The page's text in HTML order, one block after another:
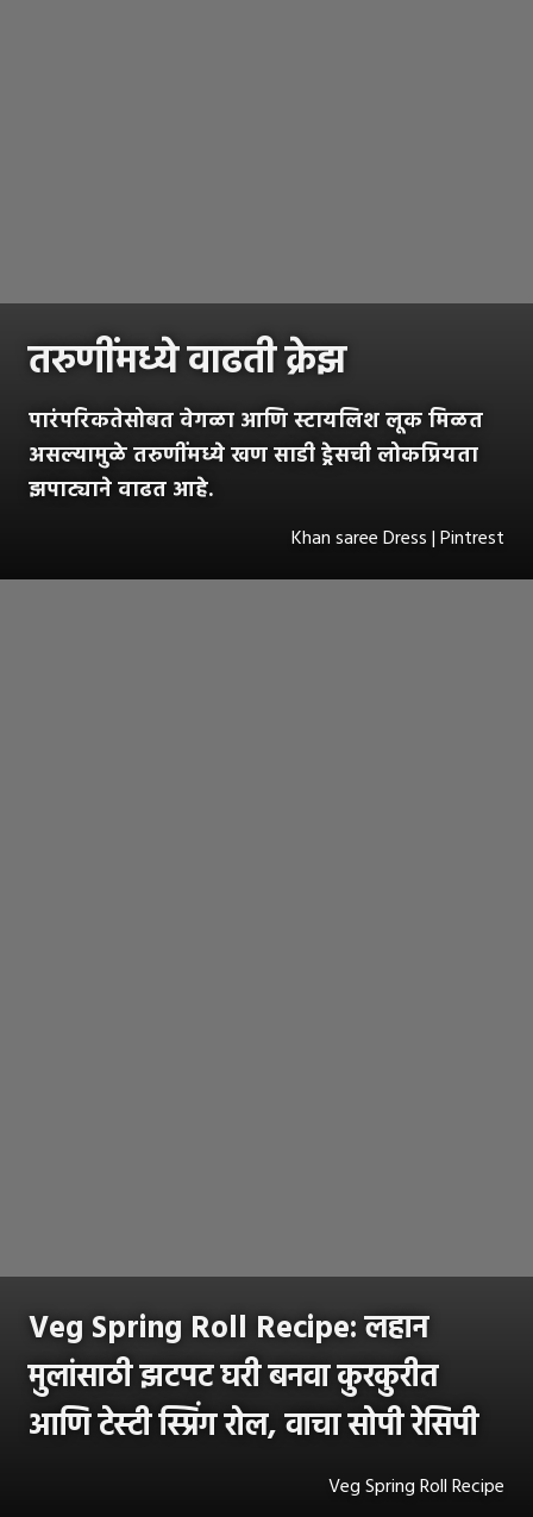
तरुणींमध्ये वाढती क्रेझ
पारंपरिकतेसोबत वेगळा आणि स्टायलिश लूक मिळत
असल्यामुळे तरुणींमध्ये खण साडी ड्रेसची लोकप्रियता
झपाट्याने वाढत आहे.
Khan saree Dress | Pintrest
Veg Spring Roll Recipe: लहान
मुलांसाठी झटपट घरी बनवा कुरकुरीत
आणि टेस्टी स्प्रिंग रोल, वाचा सोपी रेसिपी
Veg Spring Roll Recipe